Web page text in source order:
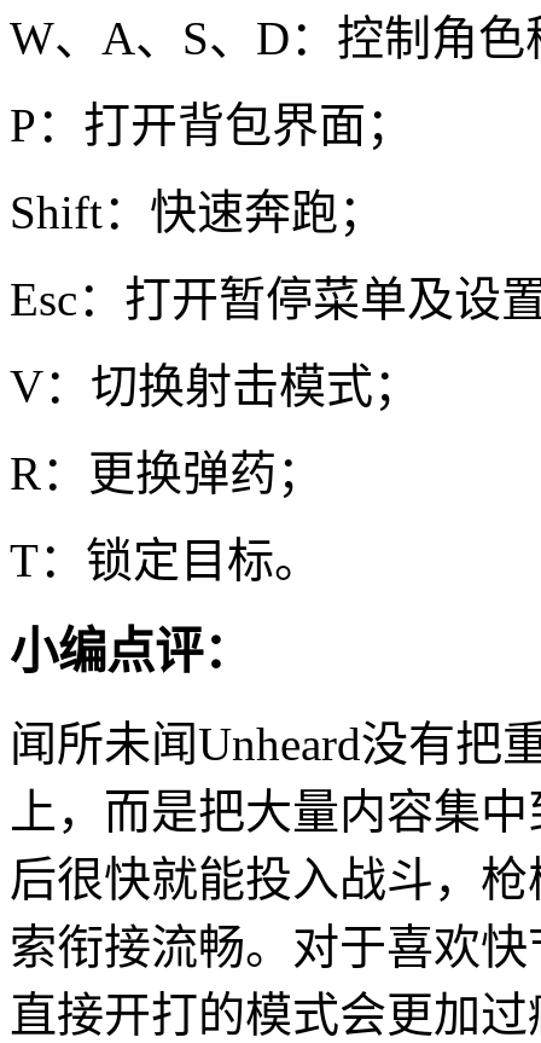
W、A、S、D：控制角色
P：打开背包界面；
Shift：快速奔跑；
Esc：打开暂停菜单及设
V：切换射击模式；
R：更换弹药；
T：锁定目标。
小编点评：
闻所未闻Unheard没有把
上，而是把大量内容集
后很快就能投入战斗，
索衔接流畅。对于喜欢
直接开打的模式会更加